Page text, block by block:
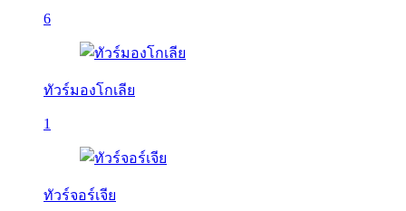
6
ทัวร์มองโกเลีย
1
ทัวร์จอร์เจีย